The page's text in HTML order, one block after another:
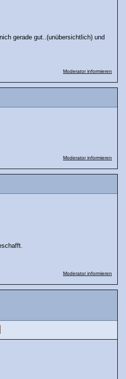
gerade gut..(unübersichtlich) und
Moderator informieren
Moderator informieren
Moderator informieren